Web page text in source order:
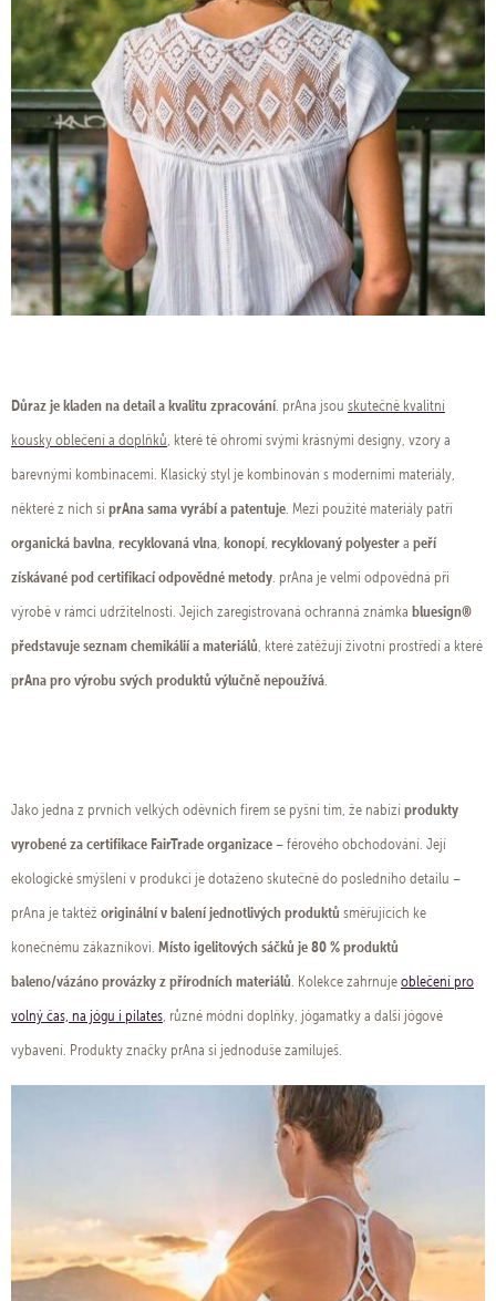
Důraz je kladen na detail a kvalitu zpracování. prAna jsou skutečně kvalitní
kousky oblečení a doplňků, které tě ohromí svými krásnými designy, vzory a
barevnými kombinacemi. Klasický styl je kombinován s moderními materiály,
některé z nich si prAna sama vyrábí a patentuje. Mezi použité materiály patří
organická bavlna, recyklovaná vlna, konopí, recyklovaný polyestera peří
získávané pod certifikací odpovědné metody. prAna je velmi odpovědná při
výrobě v rámci udržitelnosti. Jejich zaregistrovaná ochranná známka bluesign®️
představuje seznam chemikálií a materiálů, které zatěžují životní prostředí a které
prAna pro výrobu svých produktů výlučně nepoužívá.
Jako jedna z prvních velkých oděvních firem se pyšní tím, že nabízíprodukty
vyrobené za certifikace FairTrade organizace– férového obchodování. Její
ekologické smýšlení v produkci je dotaženo skutečně do posledního detailu –
prAna je taktéž originální v balení jednotlivých produktů směřujících ke
konečnému zákazníkovi. Místo igelitových sáčků je 80 % produktů
baleno/vázáno provázky z přírodních materiálů. Kolekce zahrnujeoblečení pro
volný čas, na jógu i pilates, různé módní doplňky, jógamatky a další jógové
vybavení. Produkty značky prAna si jednoduše zamiluješ.